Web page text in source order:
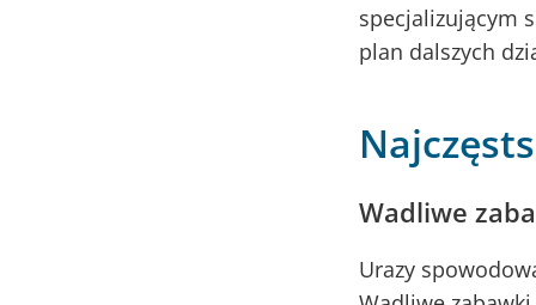
specjalizującym
plan dalszych
Wadliwe
Urazy